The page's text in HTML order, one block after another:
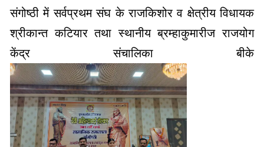
संगोष्ठी में सर्वप्रथम संघ के राजकिशोर व क्षेत्रीय विधायक
श्रीकान्त कटियार तथा स्थानीय ब्रम्हाकुमारीज राजयोग
केंद्र संचालिका बीके